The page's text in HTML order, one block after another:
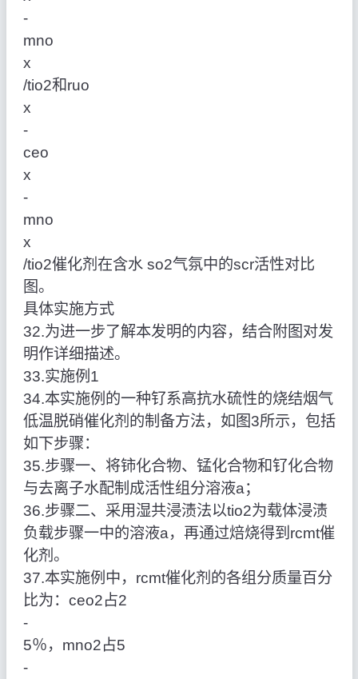
‑
mno
x
/tio2和ruo
x
‑
ceo
x
‑
mno
x
/tio2催化剂在含水 so2气氛中的scr活性对比
图。
具体实施方式
32.为进一步了解本发明的内容，结合附图对发
明作详细描述。
33.实施例1
34.本实施例的一种钌系高抗水硫性的烧结烟气
低温脱硝催化剂的制备方法，如图3所示，包括
如下步骤：
35.步骤一、将铈化合物、锰化合物和钌化合物
与去离子水配制成活性组分溶液a；
36.步骤二、采用湿共浸渍法以tio2为载体浸渍
负载步骤一中的溶液a，再通过焙烧得到rcmt催
化剂。
37.本实施例中，rcmt催化剂的各组分质量百分
比为：ceo2占2
‑
5％，mno2占5
‑